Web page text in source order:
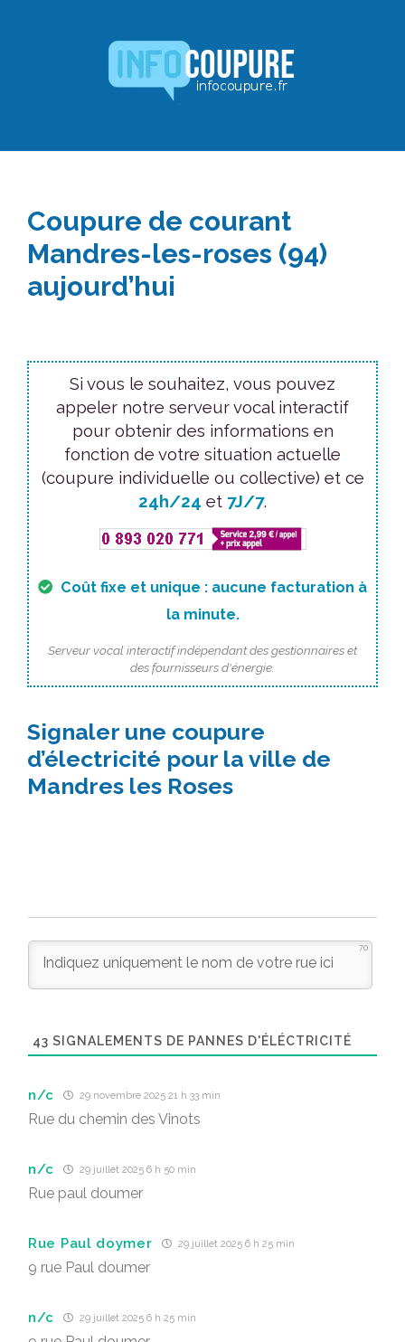
Coupure de courant
Mandres-les-roses (94)
aujourd’hui
Si vous le souhaitez, vous pouvez
appeler notre serveur vocal interactif
pour obtenir des informations en
fonction de votre situation actuelle
(coupure individuelle ou collective) et ce
24h/24 et 7J/7.
Coût fixe et unique : aucune facturation à
la minute.
Serveur vocal interactif indépendant des gestionnaires et
des fournisseurs d'énergie.
Signaler une coupure
d’électricité pour la ville de
Mandres les Roses
70
43 SIGNALEMENTS DE PANNES D'ÉLÉCTRICITÉ
n/c 29 novembre 2025 21 h 33 min
Rue du chemin des Vinots
n/c 29 juillet 2025 6 h 50 min
Rue paul doumer
Rue Paul doymer 29 juillet 2025 6 h 25 min
9 rue Paul doumer
n/c 29 juillet 2025 6 h 25 min